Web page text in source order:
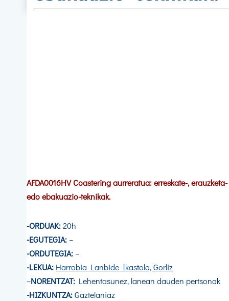
AFDA0016HV Coastering aurreratua: erreskate-, erauzketa-
edo ebakuazio-teknikak.
-ORDUAK:20h
-EGUTEGIA:–
-ORDUTEGIA:–
-LEKUA: Harrobia Lanbide Ikastola, Gorliz
–NORENTZAT: Lehentasunez, lanean dauden pertsonak
-HIZKUNTZA:Gaztelaniaz